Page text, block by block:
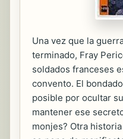
Una vez que la
terminado, Fray
soldados franceses
convento. El
posible por ocultar
mantener ese
monjes? Otra